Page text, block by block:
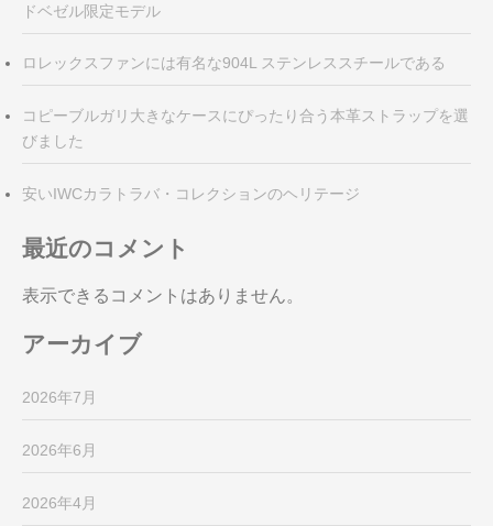
ドベゼル限定モデル
ロレックスファンには有名な904L ステンレススチールである
コピーブルガリ大きなケースにぴったり合う本革ストラップを選
びました
安いIWCカラトラバ・コレクションのヘリテージ
最近のコメント
表示できるコメントはありません。
アーカイブ
2026年7月
2026年6月
2026年4月